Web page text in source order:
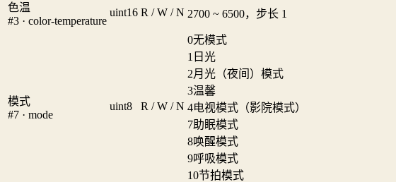
色温
#3 · color-temperature
uint16 R / W / N 2700 ~ 6500，步长 1
模式
#7 · mode
uint8 R / W / N
0无模式
1 日光
2月光（夜间）模式
3温馨
4电视模式（影院模式）
7助眠模式
8唤醒模式
9呼吸模式
10节拍模式